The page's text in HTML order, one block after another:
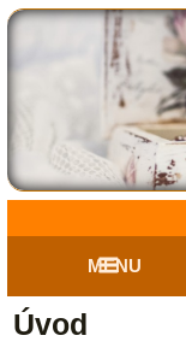
MENU
Úvod